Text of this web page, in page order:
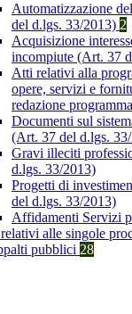
Automatizzazione
del d.lgs. 33/2013) 2
Acquisizione
incompiute (Art. 37
Atti relativi alla
opere, servizi e
redazione
Documenti sul
(Art. 37 del d.lgs.
Gravi illeciti
d.lgs. 33/2013)
Progetti di
del d.lgs. 33/2013)
Affidamenti Servizi
alle singole
pubblici 28